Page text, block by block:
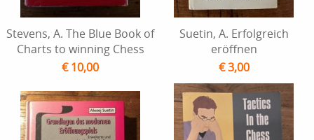
Stevens, A. The Blue Book of
Charts to winning Chess
€ 10,00
Suetin, A. Erfolgreich
eröffnen
€ 3,00